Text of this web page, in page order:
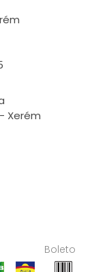
Xerém
Boleto